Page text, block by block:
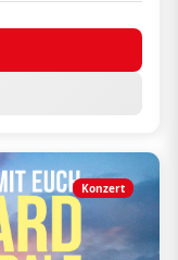
Konzert